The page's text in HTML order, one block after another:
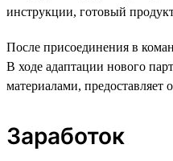
инструкции, готовый
После присоединения в
В ходе адаптации нового
материалами,
Заработок